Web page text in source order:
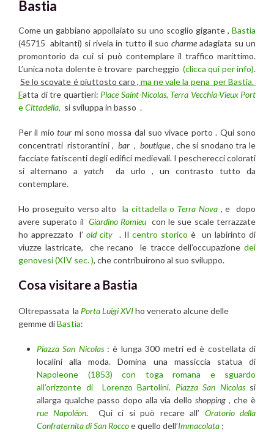
Bastia
Come un gabbiano appollaiato su uno scoglio gigante , Bastia
(45715 abitanti) si rivela in tutto il suo charme adagiata su un
promontorio da cui si può contemplare il traffico marittimo.
L’unica nota dolente è trovare parcheggio(clicca qui per info).
Se lo scovate é piuttosto caro ,ma ne vale la pena per Bastia.
Fatta di tre quartieri: Place Saint-Nicolas, Terra Vecchia-Vieux Port
eCittadella, si sviluppa in basso .
Per il miotour mi sono mossa dal suo vivace porto . Qui sono
concentrati ristorantini , bar , boutique, che si snodano tra le
facciate fatiscenti degli edifici medievali. I pescherecci colorati
si alternano a yatch da urlo , un contrasto tutto da
contemplare.
Ho proseguito verso alto la cittadella o Terra Nova, e dopo
avere superato ilGiardino Romieu con le sue scale terrazzate
ho apprezzato l’old city . Il centro storico è un labirinto di
viuzze lastricate, che recano le tracce dell’occupazione dei
genovesi (XIV sec. ), che contribuirono al suo sviluppo.
Cosa visitare a Bastia
Oltrepassata la Porta Luigi XVIho venerato alcune delle
gemme diBastia:
Piazza San Nicolas: è lunga 300 metri ed è costellata di
localini alla moda. Domina una massiccia statua di
Napoleone (1853) con toga romana e sguardo
all’orizzonte di Lorenzo Bartolini. Piazza San Nicolassi
allarga qualche passo dopo alla via delloshopping , che è
rue Napoléon. Qui ci si può recare all’ Oratorio della
Confraternita di San Roccoe quello dell’Immacolata ;